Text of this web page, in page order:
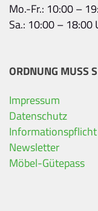
Mo.-Fr.: 10:00 –
Sa.: 10:00 – 18:00
ORDNUNG MUSS
Impressum
Datenschutz
Newsletter
Möbel-Gütepass
Ihre
Alle mit
Name